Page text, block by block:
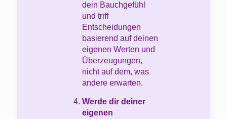
dein Bauchgefühl
und triff
Entscheidungen
basierend auf deinen
eigenen Werten und
Überzeugungen,
nicht auf dem, was
andere erwarten.
Werde dir deiner
eigenen